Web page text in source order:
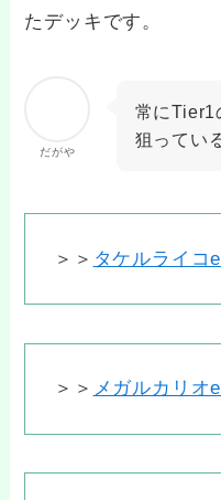
たデッキです。
だがや
常にTier1
狙ってい
＞＞ タケルライコ
＞＞ メガルカリオ